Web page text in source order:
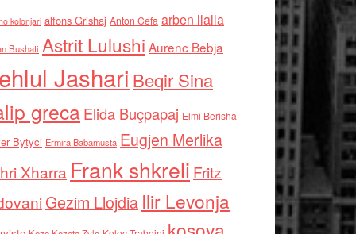
kolonjari alfons Grishaj Anton Cefa arben llalla
Bushati Astrit Lulushi Aurenc Bebja
Jashari Beqir Sina
grecaElida Buçpapaj Elmi Berisha
Bytyci Ermira Babamusta Eugjen Merlika
Xharra Frank shkreli Fritz
Gezim Llojdia Ilir Levonja